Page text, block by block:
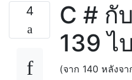
4
C # กั
139 ไ
(จาก 140 หลังจ